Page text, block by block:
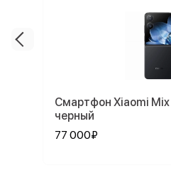
Смартфон Xiaomi Mix
черный
77 000₽